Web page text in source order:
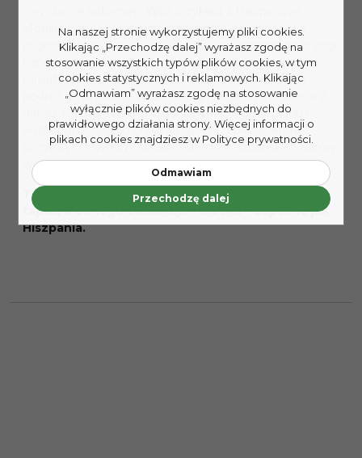
Monika Bień-Königsman udowadnia, że słoneczna
pogoda, tłumy tańczące na ulicy i wypełnione po brzegi
bary nie są niezbędne do tego, by poczuć hiszpański
klimat i radość. Ta książka zabierze cię w niezwykłą
podróż do Andaluzji, która nie wymaga wychodzenia z
domu. Poznaj sekrety tego wyjątkowego regionu i
wypróbuj ponad 50 oryginalnych przepisów, które
pozwolą ci stworzyć smaki rodem z hiszpańskich barów
we własnej kuchni!
Ta opowieść jest tak barwna i różnorodna jak
tapas, a do tego zaskakuje i urzeka – zupełnie jak
Hiszpania.
Na naszej stronie wykorzystujemy pliki cookies.
Klikając „Przechodzę dalej” wyrażasz zgodę na
stosowanie wszystkich typów plików cookies, w tym
cookies statystycznych i reklamowych. Klikając
„Odmawiam” wyrażasz zgodę na stosowanie
wyłącznie plików cookies niezbędnych do
prawidłowego działania strony. Więcej informacji o
plikach cookies znajdziesz w Polityce prywatności.
Odmawiam
Przechodzę dalej